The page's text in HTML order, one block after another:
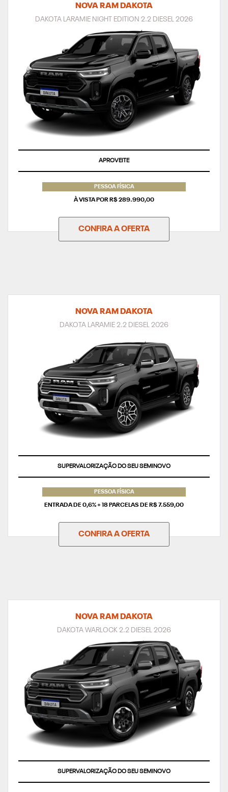
NOVA RAM DAKOTA
DAKOTA LARAMIE NIGHT EDITION 2.2 DIESEL 2026
APROVEITE
PESSOA FÍSICA
À VISTA POR R$ 289.990,00
CONFIRA A OFERTA
NOVA RAM DAKOTA
DAKOTA LARAMIE 2.2 DIESEL 2026
TAXA ZERO
PESSOA FÍSICA
ENTRADA DE 0,6% + 18 PARCELAS DE R$ 7.559,00
CONFIRA A OFERTA
NOVA RAM DAKOTA
DAKOTA WARLOCK 2.2 DIESEL 2026
TAXA ZERO